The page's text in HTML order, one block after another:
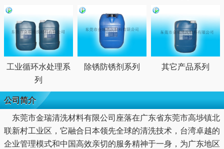
工业循环水处理系
列
除锈防锈剂系列 其它产品系列
公司简介
东莞市金瑞清洗材料有限公司座落在广东省东莞市高埗镇北
联新村工业区，它融合日本领先全球的清洗技术，台湾卓越的
企业管理模式和中国高效亲切的服务精神于一身，为广东地区